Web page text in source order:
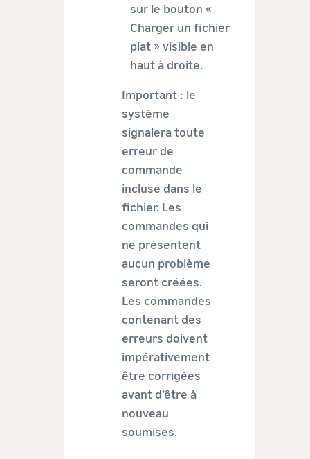
sur le bouton «
Charger un fichier
plat » visible en
haut à droite.
Important : le
système
signalera toute
erreur de
commande
incluse dans le
fichier. Les
commandes qui
ne présentent
aucun problème
seront créées.
Les commandes
contenant des
erreurs doivent
impérativement
être corrigées
avant d’être à
nouveau
soumises.